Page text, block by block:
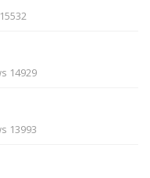
14929
13993